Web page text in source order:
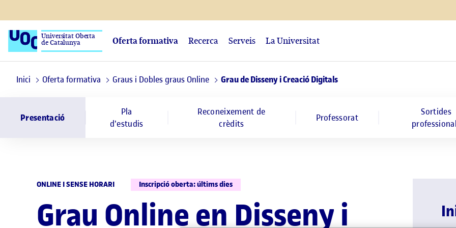
Universitat Oberta
de Catalunya Oferta formativa Recerca Serveis La Universitat
Inici Oferta formativa Graus i Dobles graus Online Grau de Disseny i Creació Digitals
Presentació
Pla
d'estudis
Reconeixement de
crèdits
Professorat
Sortides
ONLINE I SENSE HORARI Inscripció oberta: últims dies
Grau Online en Disseny i